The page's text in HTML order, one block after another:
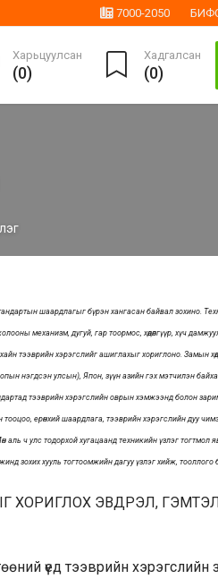
7000-2050
Харьцуулсан
(0)
Хадгалсан
(0)
шаардлагыг бүрэн хангасан байвал зохино.
механизм, дугуй, гар тоормос, хөдөлгүүр, хүч
тээврийн хэрэгслийг ашиглахыг хориглоно. Замын
нэгдсэн улсын), Япон, зүүн азийн гэх мэтчилэн
тээврийн хэрэгслийн оврын хэмжээнд болон
ерөнхий шаардлага, тээврийн хэрэгслийн дуу
ч улс тодорхой хугацаанд техникийн үзлэг тогтмол
зохих хууль тогтоомжийн дагуу үзлэг хийж,
ЭВДРЭЛ, ГЭМТЭЛ,
үед тээврийн хэрэгслийн